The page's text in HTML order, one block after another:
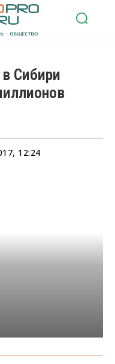
Сибири
12:24